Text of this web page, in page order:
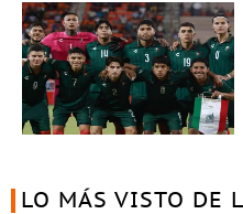
LO MÁS VISTO DE